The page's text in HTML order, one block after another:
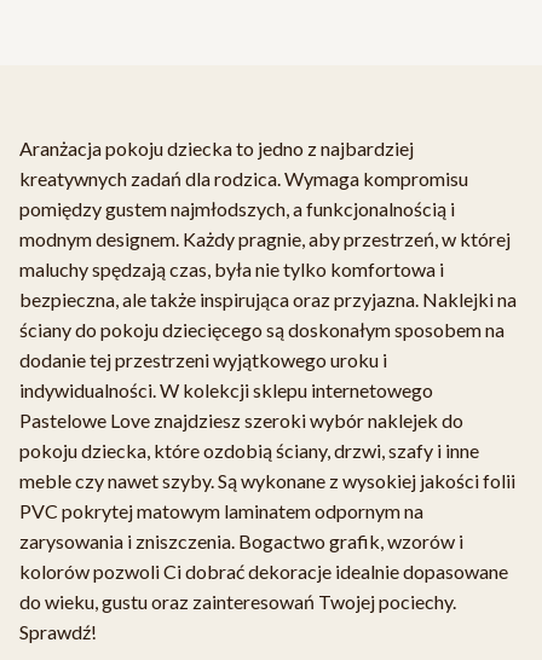
Aranżacja pokoju dziecka to jedno z najbardziej
kreatywnych zadań dla rodzica. Wymaga kompromisu
pomiędzy gustem najmłodszych, a funkcjonalnością i
modnym designem. Każdy pragnie, aby przestrzeń, w której
maluchy spędzają czas, była nie tylko komfortowa i
bezpieczna, ale także inspirująca oraz przyjazna. Naklejki na
ściany do pokoju dziecięcego są doskonałym sposobem na
dodanie tej przestrzeni wyjątkowego uroku i
indywidualności. W kolekcji sklepu internetowego
Pastelowe Love znajdziesz szeroki wybór naklejek do
pokoju dziecka, które ozdobią ściany, drzwi, szafy i inne
meble czy nawet szyby. Są wykonane z wysokiej jakości folii
PVC pokrytej matowym laminatem odpornym na
zarysowania i zniszczenia. Bogactwo grafik, wzorów i
kolorów pozwoli Ci dobrać dekoracje idealnie dopasowane
do wieku, gustu oraz zainteresowań Twojej pociechy.
Sprawdź!